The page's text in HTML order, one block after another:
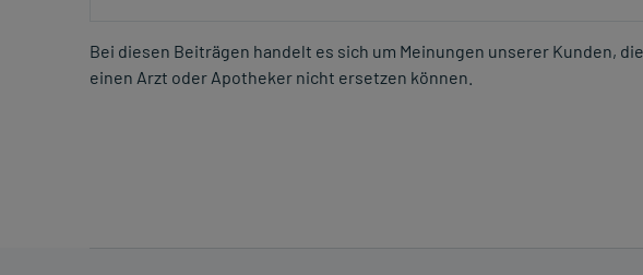
Bei diesen Beiträgen handelt es sich um Meinungen unserer Kunden,
einen Arzt oder Apotheker nicht ersetzen können.